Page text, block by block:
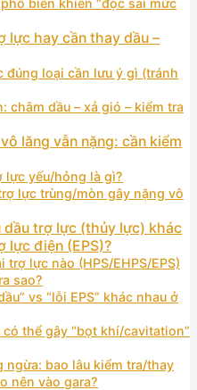
lực hay cần thay dầu –
đúng loại cần lưu ý gì (tránh
châm dầu – xả gió – kiểm tra
lăng vẫn nặng: cần kiểm
lực yếu/hỏng là gì?
lực trùng/mòn gây nặng vô
dầu trợ lực (thủy lực) khác
lực điện (EPS)?
trợ lực nào (HPS/EHPS/EPS)
sao?
vs “lỗi EPS” khác nhau ở
thể gây “bọt khí/cavitation”
ngừa: bao lâu kiểm tra/thay
nên vào gara?